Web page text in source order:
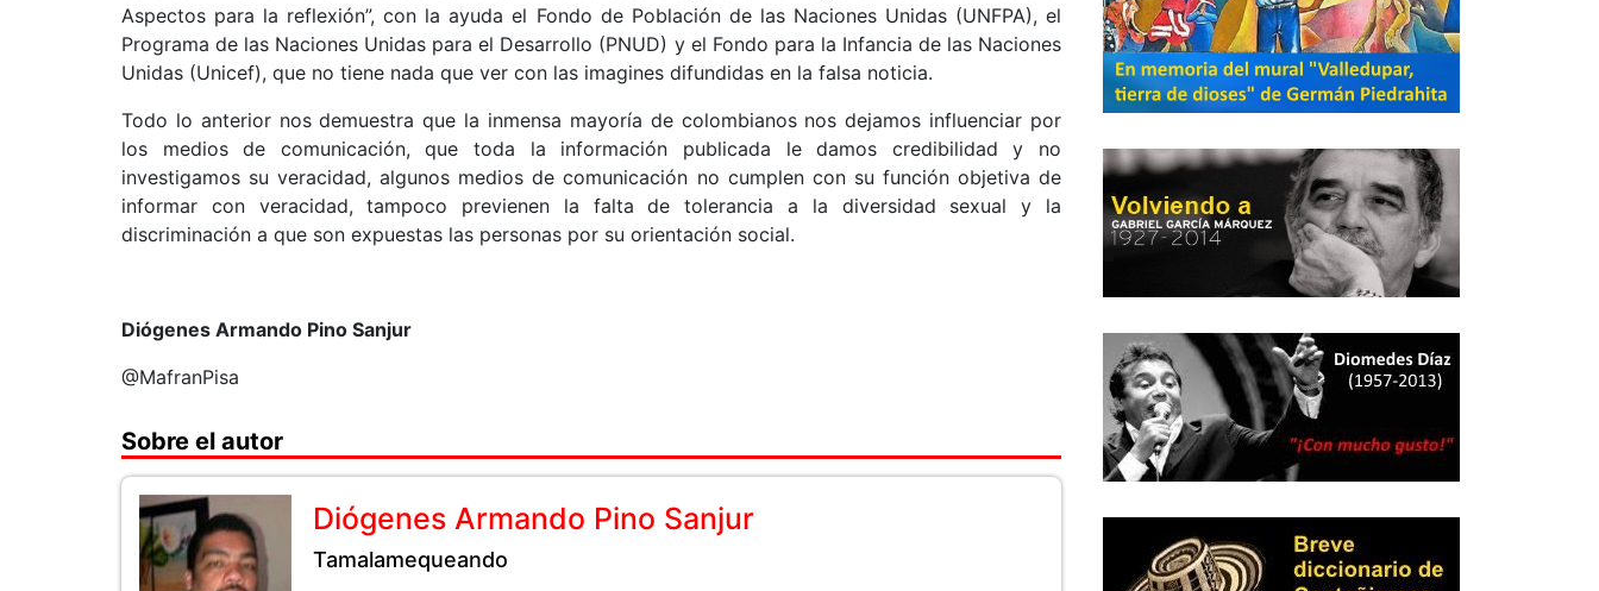
Aspectos para la reflexión”, con la ayuda el Fondo de Población de las Naciones Unidas (UNFPA), el
Programa de las Naciones Unidas para el Desarrollo (PNUD) y el Fondo para la Infancia de las Naciones
Unidas (Unicef), que no tiene nada que ver con las imagines difundidas en la falsa noticia.
Todo lo anterior nos demuestra que la inmensa mayoría de colombianos nos dejamos influenciar por
los medios de comunicación, que toda la información publicada le damos credibilidad y no
investigamos su veracidad, algunos medios de comunicación no cumplen con su función objetiva de
informar con veracidad, tampoco previenen la falta de tolerancia a la diversidad sexual y la
discriminación a que son expuestas las personas por su orientación social.
Diógenes Armando Pino Sanjur
@MafranPisa
Sobre el autor
Diógenes Armando Pino Sanjur
Tamalamequeando